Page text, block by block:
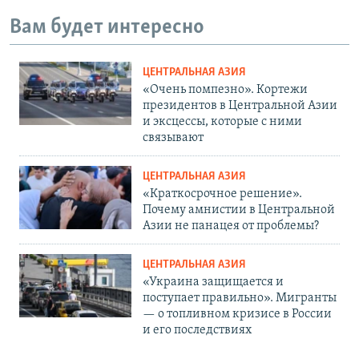
Вам будет интересно
ЦЕНТРАЛЬНАЯ АЗИЯ
«Очень помпезно». Кортежи
президентов в Центральной Азии
и эксцессы, которые с ними
связывают
ЦЕНТРАЛЬНАЯ АЗИЯ
«Краткосрочное решение».
Почему амнистии в Центральной
Азии не панацея от проблемы?
ЦЕНТРАЛЬНАЯ АЗИЯ
«Украина защищается и
поступает правильно». Мигранты
— о топливном кризисе в России
и его последствиях